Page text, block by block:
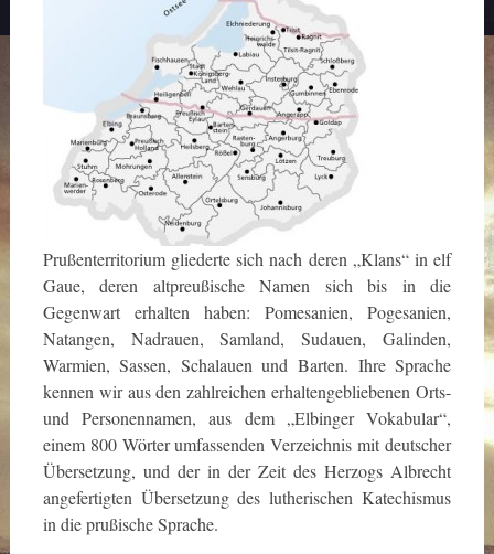
Prußenterritorium gliederte sich nach deren „Klans“ in elf
Gaue, deren altpreußische Namen sich bis in die
Gegenwart erhalten haben: Pomesanien, Pogesanien,
Natangen, Nadrauen, Samland, Sudauen, Galinden,
Warmien, Sassen, Schalauen und Barten. Ihre Sprache
kennen wir aus den zahlreichen erhaltengebliebenen Orts-
und Personennamen, aus dem „Elbinger Vokabular“,
einem 800 Wörter umfassenden Verzeichnis mit deutscher
Übersetzung, und der in der Zeit des Herzogs Albrecht
angefertigten Übersetzung des lutherischen Katechismus
in die prußische Sprache.